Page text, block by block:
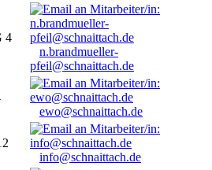
4
n.brandmueller-
pfeil@schnaittach.de
ewo@schnaittach.de
info@schnaittach.de